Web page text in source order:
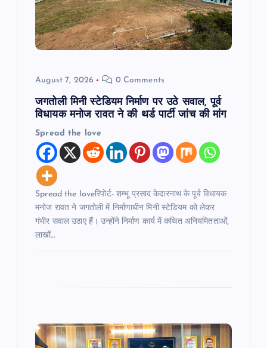
August 7, 2026 0 Comments
जगतोली मिनी स्टेडियम निर्माण पर उठे सवाल, पूर्व
विधायक मनोज रावत ने की थर्ड पार्टी जांच की मांग
Spread the love
Spread the loveरिपोर्ट- शम्भू प्रसाद केदारनाथ के पूर्व विधायक
मनोज रावत ने जगतोली में निर्माणाधीन मिनी स्टेडियम को लेकर
गंभीर सवाल उठाए हैं। उन्होंने निर्माण कार्य में कथित अनियमितताओं,
लाखों…